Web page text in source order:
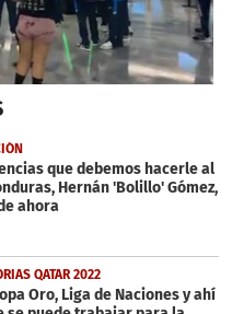
que debemos hacerle al
Hernán 'Bolillo' Gómez,
ahora
QATAR 2022
Oro, Liga de Naciones y ahí